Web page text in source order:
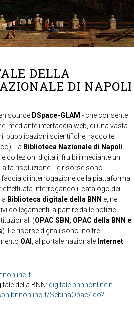
DELLA
DI NAPOLI
source DSpace-GLAM - che consente
mediante interfaccia web, di una vasta
pubblicazioni scientifiche, raccolte
- la Biblioteca Nazionale di Napoli
collezioni digitali, fruibili mediante un
risoluzione. Le risorse sono
di interrogazione della piattaforma.
effettuata interrogando il catalogo dei
Biblioteca digitale della BNN e, nel
collegamenti, a partire dalle notizie
(OPAC SBN, OPAC della BNN e
). Le risorse digitali sono inoltre
OAI , al portale nazionale Internet
della BNN: digitale.bnnnonline.it
SebinaOpac/.do?